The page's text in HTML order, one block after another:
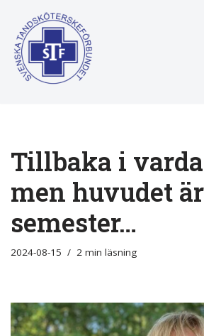
Hoppa
till
innehåll
Tillbaka i
men huvudet
semester…
2024-08-15 2 min läsning